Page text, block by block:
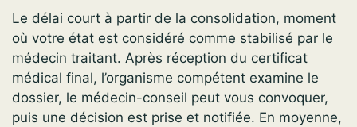
Le délai court à partir de la consolidation, moment
où votre état est considéré comme stabilisé par le
médecin traitant. Après réception du certificat
médical final, l’organisme compétent examine le
dossier, le médecin-conseil peut vous convoquer,
puis une décision est prise et notifiée. En moyenne,